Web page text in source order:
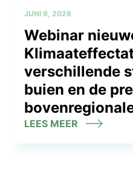
JUNI 9, 2026
Webinar
verschillende
buien en de
LEES MEER